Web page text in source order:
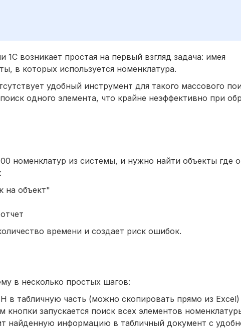
1С возникает простая на первый взгляд задача: имея
в которых используется номенклатура.
удобный инструмент для такого массового
одного элемента, что крайне неэффективно при
номенклатур из системы, и нужно найти объекты где
на объект"
времени и создает риск ошибок.
в несколько простых шагов:
в табличную часть (можно скопировать прямо из Excel)
кнопки запускается поиск всех элементов
найденную информацию в табличный документ с